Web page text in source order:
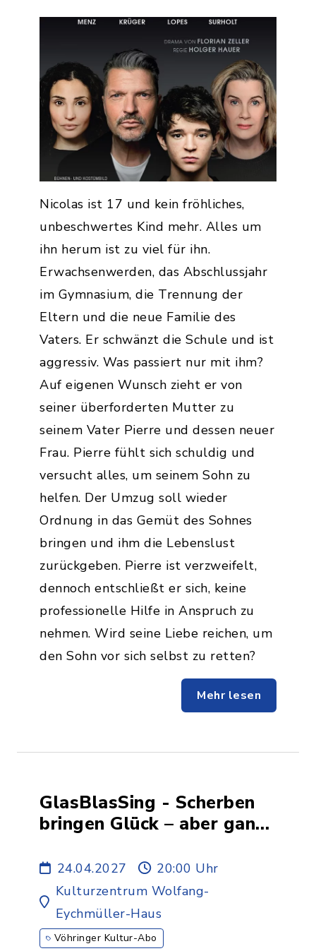
Nicolas ist 17 und kein fröhliches,
unbeschwertes Kind mehr. Alles um
ihn herum ist zu viel für ihn.
Erwachsenwerden, das Abschlussjahr
im Gymnasium, die Trennung der
Eltern und die neue Familie des
Vaters. Er schwänzt die Schule und ist
aggressiv. Was passiert nur mit ihm?
Auf eigenen Wunsch zieht er von
seiner überforderten Mutter zu
seinem Vater Pierre und dessen neuer
Frau. Pierre fühlt sich schuldig und
versucht alles, um seinem Sohn zu
helfen. Der Umzug soll wieder
Ordnung in das Gemüt des Sohnes
bringen und ihm die Lebenslust
zurückgeben. Pierre ist verzweifelt,
dennoch entschließt er sich, keine
professionelle Hilfe in Anspruch zu
nehmen. Wird seine Liebe reichen, um
den Sohn vor sich selbst zu retten?
Mehr lesen
GlasBlasSing - Scherben
bringen Glück – aber ganze
7.ABO
24.04.2027
20:00 Uhr
Kulturzentrum Wolfang-
Eychmüller-Haus
Vöhringer Kultur-Abo